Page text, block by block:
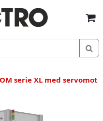
serie XL med